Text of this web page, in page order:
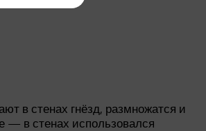
в стенах гнёзд, размножатся и
— в стенах использовался